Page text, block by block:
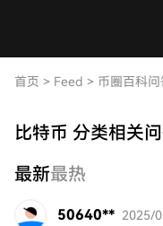
首页 > Feed > 币圈百科问
比特币 分类相关
最新最热
50640** 2025/